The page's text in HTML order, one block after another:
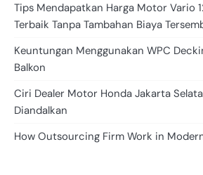
Tips Mendapatkan Harga Motor Vario
Terbaik Tanpa Tambahan Biaya
Keuntungan Menggunakan WPC
Balkon
Ciri Dealer Motor Honda Jakarta
Diandalkan
How Outsourcing Firm Work in